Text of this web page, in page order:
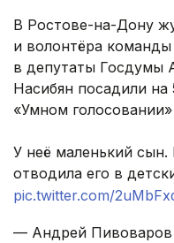
В Ростове-на-Дону
и волонтёра
в депутаты Госдумы
Насибян посадили на
«Умном
У неë маленький сын.
отводила его в
pic.twitter.com/
— Андрей Пивоваров